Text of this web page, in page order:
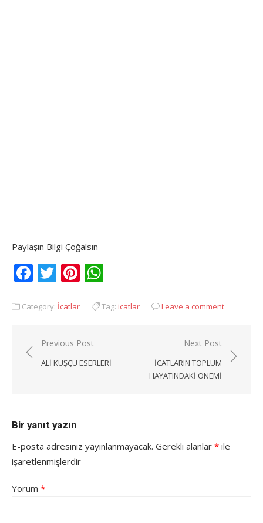
Paylaşın Bilgi Çoğalsın
Facebook
TwitterPinterest
Category: İcatlar Tag: icatlar Leave a comment
Yazı
gezinmesi
Previous Post
ALI KUŞÇU ESERLERI
Next Post
İCATLARIN TOPLUM
HAYATINDAKI ÖNEMI
Bir yanıt yazın
E-posta adresiniz yayınlanmayacak. Gerekli alanlar * ile
işaretlenmişlerdir
Yorum *